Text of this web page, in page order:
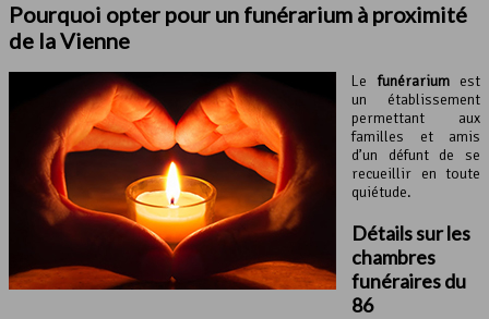
Pourquoi opter pour un funérarium à proximité
de la Vienne
Lefunérarium est
un établissement
permettant aux
familles et amis
d’un défunt de se
recueillir en toute
quiétude.
Détails sur les
chambres
funéraires du
86